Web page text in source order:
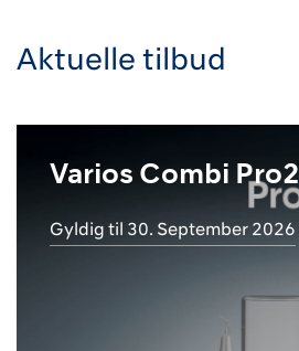
Aktuelle tilbud
Varios Combi Pro2
Gyldig til 30. September 2026